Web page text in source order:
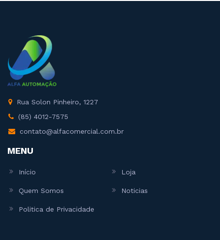
Rua Solon Pinheiro, 1227
(85) 4012-7575
contato@alfacomercial.com.br
MENU
Início Loja
Quem Somos Noticias
Politica de Privacidade